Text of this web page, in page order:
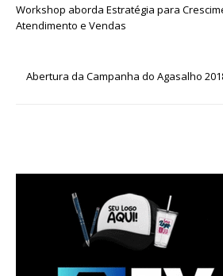
Workshop aborda Estratégia para
Atendimento e Vendas
Abertura da Campanha do Agasalho